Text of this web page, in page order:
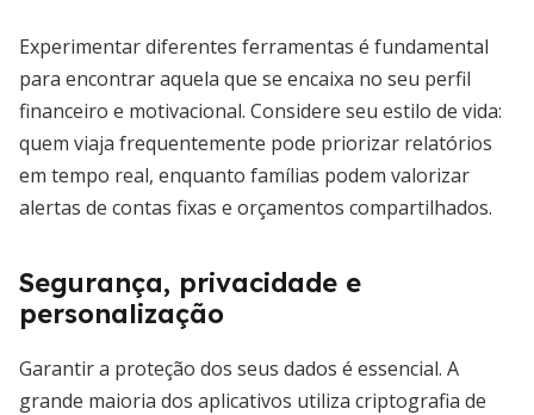
Experimentar diferentes ferramentas é fundamental
para encontrar aquela que se encaixa no seu perfil
financeiro e motivacional. Considere seu estilo de vida:
quem viaja frequentemente pode priorizar relatórios
em tempo real, enquanto famílias podem valorizar
alertas de contas fixas e orçamentos compartilhados.
Segurança, privacidade e
personalização
Garantir a proteção dos seus dados é essencial. A
grande maioria dos aplicativos utiliza criptografia de